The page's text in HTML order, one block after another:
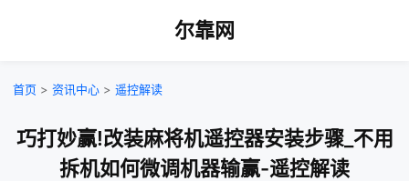
尔靠网
首页 > 资讯中心 > 遥控解读
巧打妙赢!改装麻将机遥控器安装步骤_不用
拆机如何微调机器输赢-遥控解读